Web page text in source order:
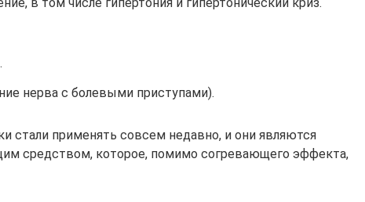
нерва с болевыми приступами).
стали применять совсем недавно, и они являются
средством, которое, помимо согревающего эффекта,